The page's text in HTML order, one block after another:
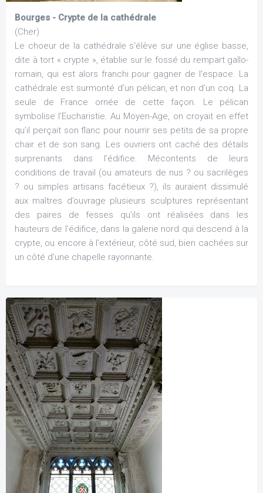
Bourges - Crypte de la cathédrale
(Cher)
Le choeur de la cathédrale s'élève sur une église basse,
dite à tort « crypte », établie sur le fossé du rempart gallo-
romain, qui est alors franchi pour gagner de l'espace. La
cathédrale est surmonté d’un pélican, et non d’un coq. La
seule de France ornée de cette façon. Le pélican
symbolise l’Eucharistie. Au Moyen-Age, on croyait en effet
qu’il perçait son flanc pour nourrir ses petits de sa propre
chair et de son sang. Les ouvriers ont caché des détails
surprenants dans l’édifice. Mécontents de leurs
conditions de travail (ou amateurs de nus ? ou sacrilèges
? ou simples artisans facétieux ?), ils auraient dissimulé
aux maîtres d’ouvrage plusieurs sculptures représentant
des paires de fesses qu’ils ont réalisées dans les
hauteurs de l’édifice, dans la galerie nord qui descend à la
crypte, ou encore à l’extérieur, côté sud, bien cachées sur
un côté d’une chapelle rayonnante.